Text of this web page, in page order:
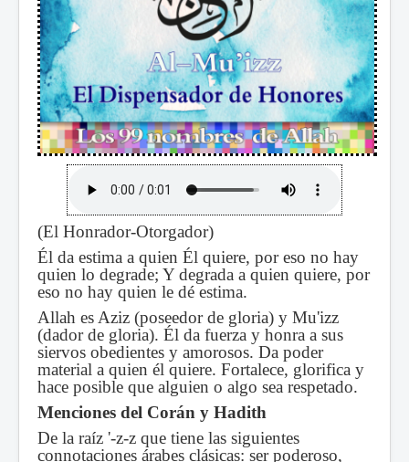
(El Honrador-Otorgador)
Él da estima a quien Él quiere, por eso no hay
quien lo degrade; Y degrada a quien quiere, por
eso no hay quien le dé estima.
Allah es Aziz (poseedor de gloria) y Mu'izz
(dador de gloria). Él da fuerza y honra a sus
siervos obedientes y amorosos. Da poder
material a quien él quiere. Fortalece, glorifica y
hace posible que alguien o algo sea respetado.
Menciones del Corán y Hadith
De la raíz '-z-z que tiene las siguientes
connotaciones árabes clásicas: ser poderoso,